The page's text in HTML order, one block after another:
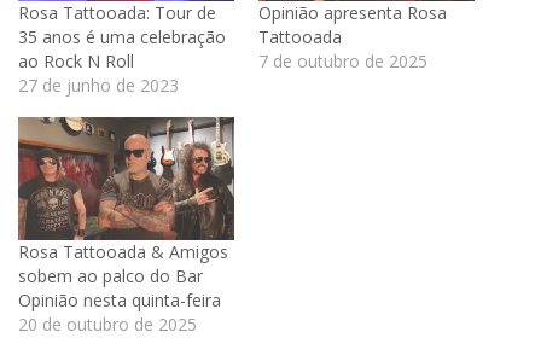
Rosa Tattooada: Tour de
35 anos é uma celebração
ao Rock N Roll
27 de junho de 2023
Opinião apresenta Rosa
Tattooada
7 de outubro de 2025
Rosa Tattooada & Amigos
sobem ao palco do Bar
Opinião nesta quinta-feira
20 de outubro de 2025